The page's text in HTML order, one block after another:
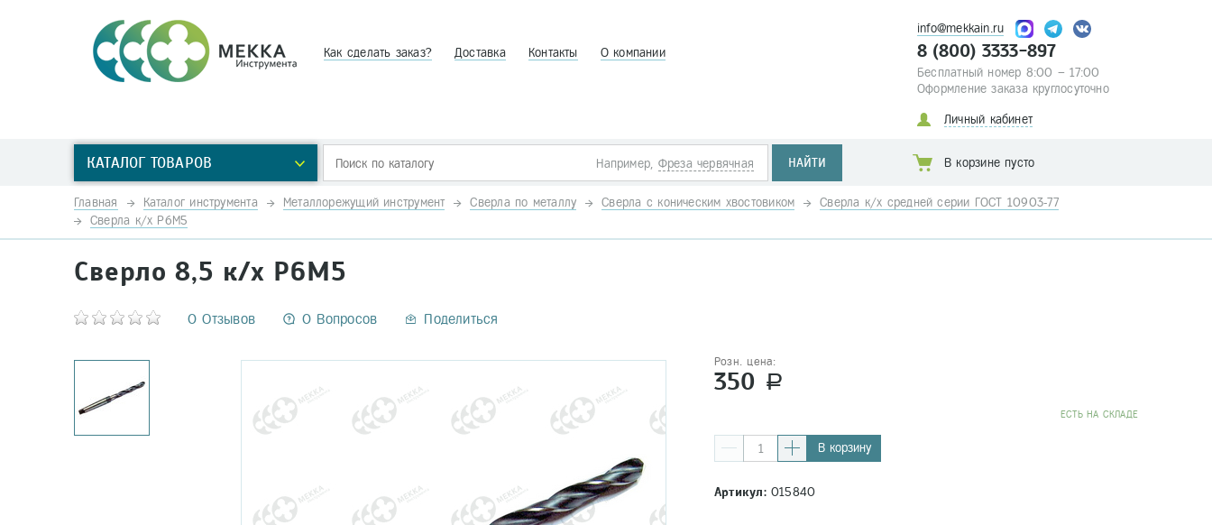
Как сделать заказ? Доставка Контакты О компании
info@mekkain.ru
8 (800) 3333-897
Бесплатный номер 8:00 – 17:00
Оформление заказа круглосуточно
Личный кабинет
КАТАЛОГ ТОВАРОВ Например, Фреза червячная НАЙТИ В корзине пусто
Главная Каталог инструмента Металлорежущий инструмент Сверла по металлу Сверла с коническим хвостовиком
Сверла к/х средней серии ГОСТ 10903-77
Сверла к/х Р6М5
Сверло 8,5 к/х Р6М5
0 Отзывов 0 Вопросов Поделиться
Розн. цена:
350 a
EСТЬ НА СКЛАДЕ
В корзину
Артикул:015840